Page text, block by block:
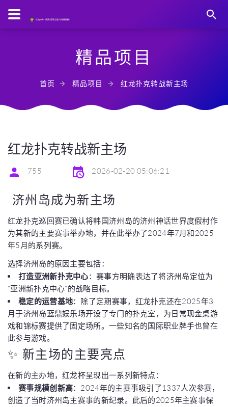
精品项目
首页 精品项目 红龙扑克转战新主场
红龙扑克转战新主场
755 2026-02-20 05:06:21
️ 济州岛成为新主场
红龙扑克巡回赛已确认将韩国济州岛的济州神话世界度假村作
为其新的主要赛事举办地，并在此举办了2024年7月和2025
年5月的系列赛。
选择济州岛的原因主要包括：
打造亚洲新扑克中心：赛事方明确表达了将济州岛定位为
“亚洲新扑克中心”的战略目标。
稳定的运营基地：除了定期赛事，红龙扑克还在2025年3
月于济州岛蓝鼎娱乐场开设了专门的扑克室，为日常现金桌游
戏和锦标赛提供了固定场所。一些知名的国际职业牌手也曾在
此参与游戏。
✨ 新主场的主要亮点
在新的主办地，红龙杯呈现出一系列新特点：
赛事规模创新高：2024年的主赛事吸引了1337人次参赛，
创造了当时济州岛主赛事的新纪录。此后的2025年主赛事保